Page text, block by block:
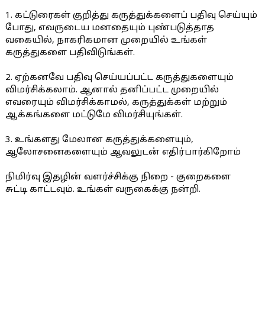
1. கட்டுரைகள் குறித்து கருத்துக்களைப் பதிவு செய்யும்
போது, எவருடைய மனதையும் புண்படுத்தாத
வகையில், நாகரிகமான முறையில் உங்கள்
கருத்துகளை பதிவிடுங்கள்.
2. ஏற்கனவே பதிவு செய்யப்பட்ட கருத்துகளையும்
விமர்சிக்கலாம். ஆனால் தனிப்பட்ட முறையில்
எவரையும் விமர்சிக்காமல், கருத்துக்கள் மற்றும்
ஆக்கங்களை மட்டுமே விமர்சியுங்கள்.
3. உங்களது மேலான கருத்துக்களையும்,
ஆலோசனைகளையும் ஆவலுடன் எதிர்பார்கிறோம்
நிமிர்வு இதழின் வளர்ச்சிக்கு நிறை - குறைகளை
சுட்டி காட்டவும். உங்கள் வருகைக்கு நன்றி.